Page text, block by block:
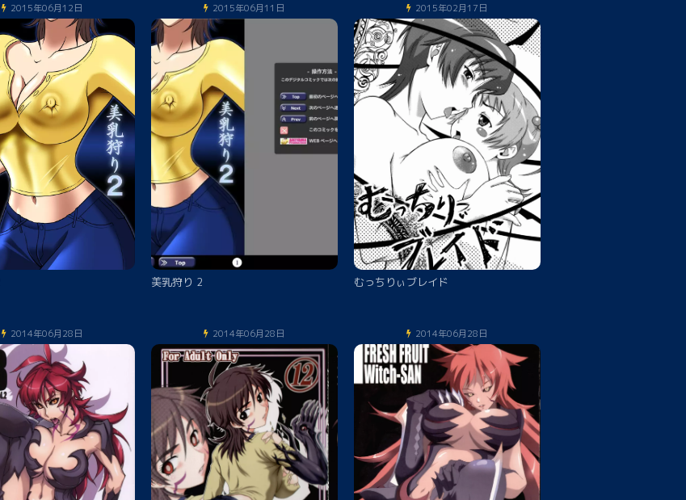
2015年06月12日 2015年06月11日
美乳狩り 2
2015年02月17日
むっちりぃブレイド
2014年06月28日 2014年06月28日 2014年06月28日